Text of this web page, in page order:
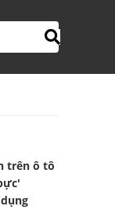
trên ô tô